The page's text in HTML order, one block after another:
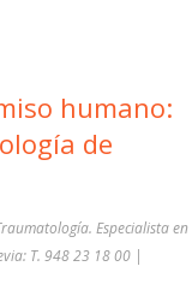
humano:
de
Especialista en
18 00 |